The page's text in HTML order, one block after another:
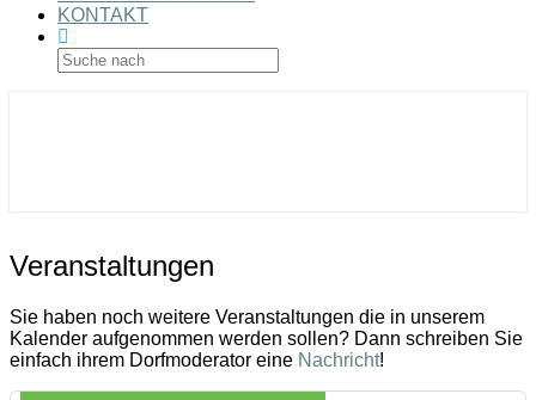
KONTAKT
SEARCH
ICON
Veranstaltungen
Veranstaltungen
Sie haben noch weitere Veranstaltungen die in unserem
Kalender aufgenommen werden sollen? Dann schreiben Sie
einfach ihrem Dorfmoderator eine Nachricht!